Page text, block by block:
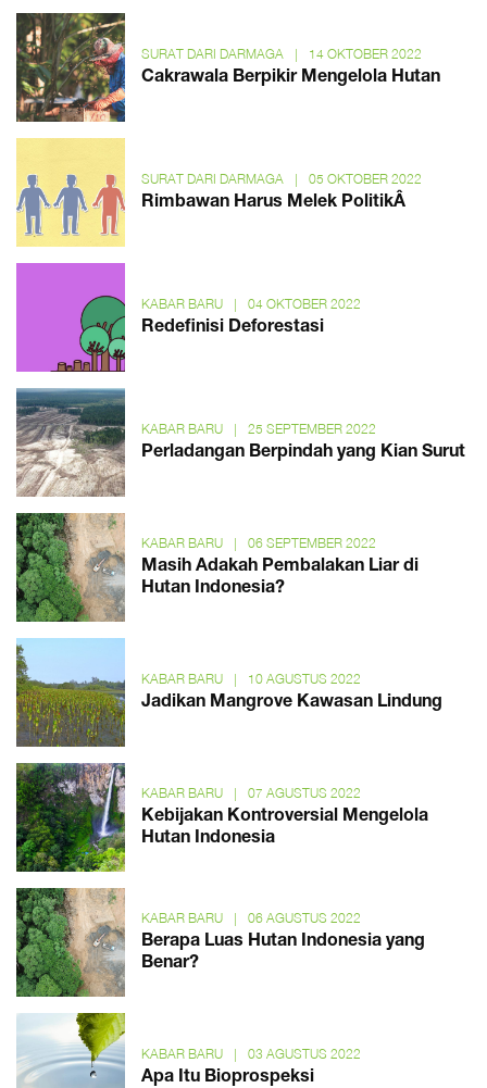
SURAT DARI DARMAGA | 14 OKTOBER 2022
Cakrawala Berpikir Mengelola Hutan
SURAT DARI DARMAGA | 05 OKTOBER 2022
Rimbawan Harus Melek PolitikÂ
KABAR BARU | 04 OKTOBER 2022
Redefinisi Deforestasi
KABAR BARU | 25 SEPTEMBER 2022
Perladangan Berpindah yang Kian Surut
KABAR BARU | 06 SEPTEMBER 2022
Masih Adakah Pembalakan Liar di
Hutan Indonesia?
KABAR BARU | 10 AGUSTUS 2022
Jadikan Mangrove Kawasan Lindung
KABAR BARU | 07 AGUSTUS 2022
Kebijakan Kontroversial Mengelola
Hutan Indonesia
KABAR BARU | 06 AGUSTUS 2022
Berapa Luas Hutan Indonesia yang
Benar?
KABAR BARU | 03 AGUSTUS 2022
Apa Itu Bioprospeksi